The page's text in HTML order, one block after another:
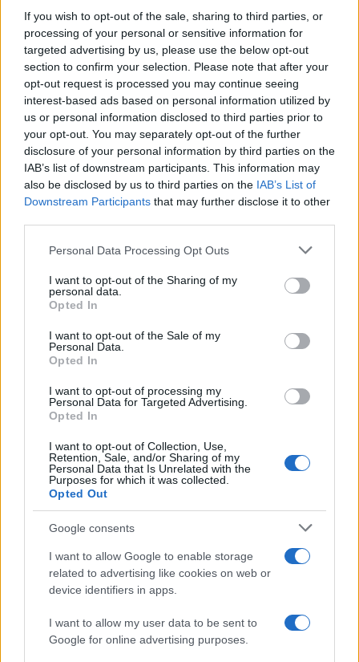
If you wish to opt-out of the sale, sharing to third parties, or
processing of your personal or sensitive information for
targeted advertising by us, please use the below opt-out
section to confirm your selection. Please note that after your
opt-out request is processed you may continue seeing
interest-based ads based on personal information utilized by
us or personal information disclosed to third parties prior to
your opt-out. You may separately opt-out of the further
disclosure of your personal information by third parties on the
IAB’s list of downstream participants. This information may
also be disclosed by us to third parties on the IAB’s List of
Downstream Participants that may further disclose it to other
Please note that this website/app uses one or more Google
not limited to your visit or usage behaviour. You may click to
grant or deny consent to Google and its third-party tags to
use your data for below specified purposes in below Google
consent section.
Personal Data Processing Opt Outs
I want to opt-out of the Sharing of my
personal data.
Opted In
I want to opt-out of the Sale of my
Personal Data.
Opted In
I want to opt-out of processing my
Personal Data for Targeted Advertising.
Opted In
I want to opt-out of Collection, Use,
Retention, Sale, and/or Sharing of my
Personal Data that Is Unrelated with the
Purposes for which it was collected.
Opted Out
Google consents
I want to allow Google to enable storage
related to advertising like cookies on web or
device identifiers in apps.
I want to allow my user data to be sent to
Google for online advertising purposes.
b
o
o
k
te
r
re
st
s
A
p
p
re
Prossimo articolo
NOTIZIE RECENTI
“Sul filo del discorso”: sold out ad Olbia per il
reading su Atzeni
La Maddalena, festa per i 30 anni del Diving
conducente
Turiste si perdono a Tavolara: salvate dai vigili
del fuoco
Meteo Olbia 6 agosto, migliora il tempo in
Gallura
Incidente Olbia, poliziotto in vacanza salva 6
persone: due bimbi tra i feriti
Red Valley Festival, musica no-stop a Olbia fino
alle 5